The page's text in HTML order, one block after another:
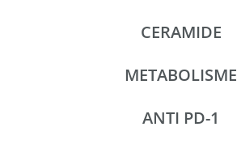
CERAMIDE
METABOLISME
ANTI PD-1